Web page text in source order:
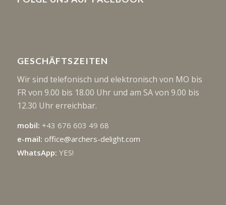
GESCHÄFTSZEITEN
Wir sind telefonisch und elektronisch von MO bis
FR von 9.00 bis 18.00 Uhr und am SA von 9.00 bis
12.30 Uhr erreichbar.
mobil: +43 676 603 49 68
e-mail: office@archers-delight.com
WhatsApp: YES!